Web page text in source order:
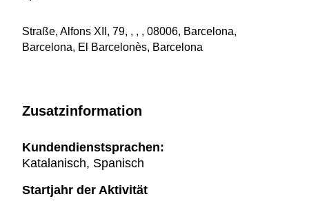
Straße, Alfons XII, 79, , , , 08006, Barcelona,
Barcelona, El Barcelonès, Barcelona
Zusatzinformation
Kundendienstsprachen:
Katalanisch, Spanisch
Startjahr der Aktivität